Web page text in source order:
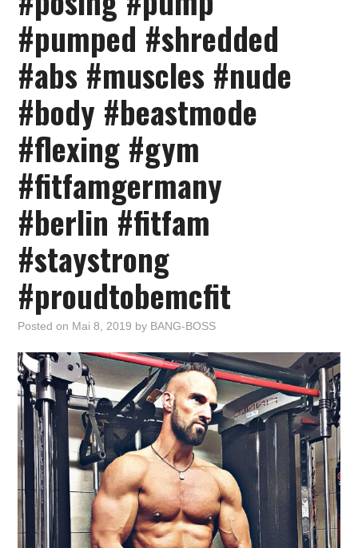
#pumped #shredded
#abs #muscles #nude
#body #beastmode
#flexing #gym
#fitfamgermany
#berlin #fitfam
#staystrong
#proudtobemcfit
Posted on Mai 8, 2019 by BANG-BOSS